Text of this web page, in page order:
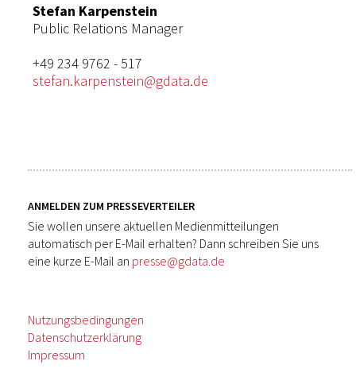
Stefan Karpenstein
Public Relations Manager
+49 234 9762 - 517
stefan.karpenstein@gdata.de
ANMELDEN ZUM PRESSEVERTEILER
Sie wollen unsere aktuellen Medienmitteilungen
automatisch per E-Mail erhalten? Dann schreiben Sie uns
eine kurze E-Mail an presse@gdata.de
Nutzungsbedingungen
Datenschutzerklärung
Impressum